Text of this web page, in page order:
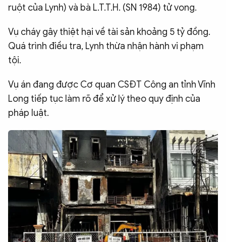
ruột của Lynh) và bà L.T.T.H. (SN 1984) tử vong.
Vụ cháy gây thiệt hại về tài sản khoảng 5 tỷ đồng.
Quá trình điều tra, Lynh thừa nhận hành vi phạm
tội.
Vụ án đang được Cơ quan CSĐT Công an tỉnh Vĩnh
Long tiếp tục làm rõ để xử lý theo quy định của
pháp luật.